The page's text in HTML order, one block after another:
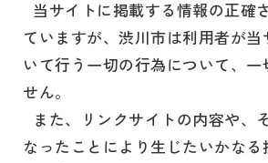
当サイトに掲載する情報の正確
ていますが、渋川市は利用者が
いて行う一切の行為について、一
せん。
また、リンクサイトの内容や、
なったことにより生じたいかな